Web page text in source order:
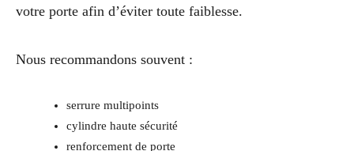
votre porte afin d’éviter toute faiblesse.
Nous recommandons souvent :
serrure multipoints
cylindre haute sécurité
renforcement de porte